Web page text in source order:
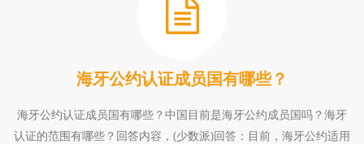
海牙公约认证成员国有哪些？
海牙公约认证成员国有哪些？中国目前是海牙公约成员国吗？海牙
认证的范围有哪些？回答内容，(少数派)回答：目前，海牙公约适用